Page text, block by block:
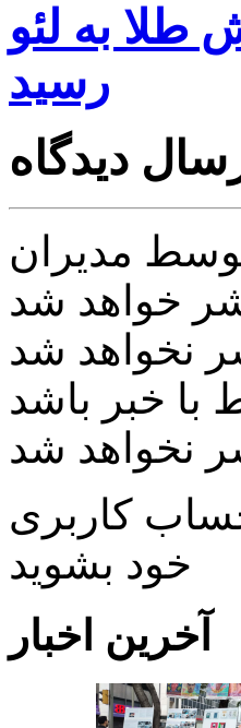
به لئو
رسید
دیدگاه
مدیران
با خبر باشد
نخواهد شد
حساب كاربری
خود بشويد
آخرین اخبار